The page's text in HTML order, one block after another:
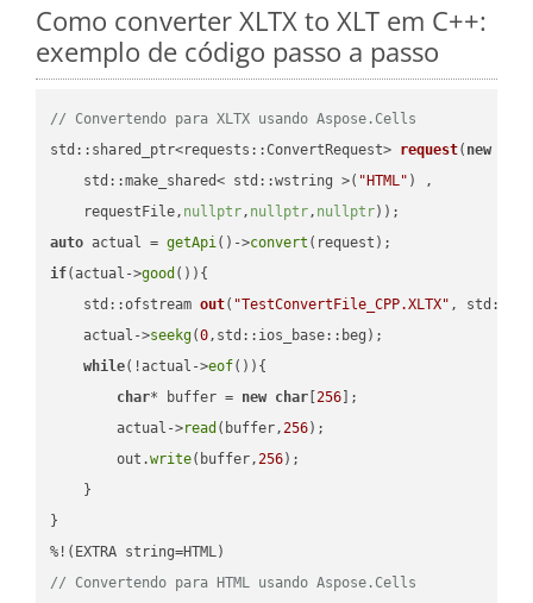
Como converter XLTX to XLT em C++:
exemplo de código passo a passo
// Convertendo para XLTX usando Aspose.Cells
std::shared_ptr<requests::ConvertRequest> request( new
    std::make_shared< std::wstring >(
"HTML" ) ,
    requestFile,
nullptr, nullptr, nullptr))
auto actual = getApi()->convert
if(actual->good ()){
std::ofstream out( "TestConvertFile_CPP.XLTX" ,
    actual->
seekg(0,std::ios_base::beg);
while(!actual->eof()){
char* buffer = new char [256 ];
        actual->
read (buffer,256);
        out.
write(buffer,256);
    }
}
// Convertendo para HTML usando Aspose.Cells